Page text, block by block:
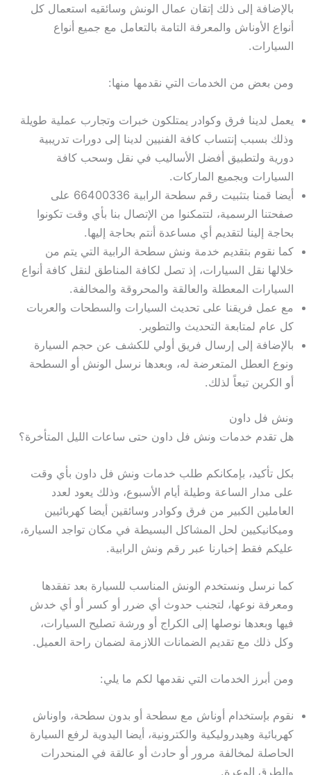
بالإضافة إلى ذلك إتقان عمال الونش وسائقيه استعمال كل
أنواع الأوناش والمعرفة التامة بالتعامل مع جميع أنواع
السيارات.
ومن بعض من الخدمات التي نقدمها منها:
يعمل لدينا فرق وكوادر يمتلكون خبرات وتجارب عملية طويلة
وذلك بسبب إنتساب كافة الفنيين لدينا إلى دورات تدريبية
دورية ولتطبيق أفضل الأساليب في نقل وسحب كافة
السيارات وبجميع الماركات.
أيضا قمنا بتثبيت رقم سطحة الرابية 66400336 على
صفحتنا الرسمية، لتتمكنوا من الإتصال بنا بأي وقت تكونوا
بحاجة إلينا لتقديم أي مساعدة أنتم بحاجة إليها.
كما نقوم بتقديم خدمة ونش سطحة الرابية التي يتم من
خلالها نقل السيارات، إذ تصل لكافة المناطق لنقل كافة أنواع
السيارات المعطلة والعالقة والمحروقة والمخالفة.
مع عمل فريقنا على تحديث السيارات والسطحات والعربات
كل عام لمتابعة التحديث والتطوير.
بالإضافة إلى إرسال فريق أولي للكشف عن حجم السيارة
ونوع العطل المتعرضة له، وبعدها نرسل الونش أو السطحة
أو الكرين تبعاً لذلك.
ونش فل داون
هل تقدم خدمات ونش فل داون حتى ساعات الليل المتأخرة؟
بكل تأكيد، بإمكانكم طلب خدمات ونش فل داون بأي وقت
على مدار الساعة وطيلة أيام الأسبوع، وذلك يعود لعدد
العاملين الكبير من فرق وكوادر وسائقين أيضا كهربائيين
وميكانيكيين لحل المشاكل البسيطة في مكان تواجد السيارة،
عليكم فقط إخبارنا عبر رقم ونش الرابية.
كما نرسل ونستخدم الونش المناسب للسيارة بعد تفقدها
ومعرفة نوعها، لتجنب حدوث أي ضرر أو كسر أو أي خدش
فيها وبعدها نوصلها إلى الكراج أو ورشة تصليح السيارات،
وكل ذلك مع تقديم الضمانات اللازمة لضمان راحة العميل.
ومن أبرز الخدمات التي نقدمها لكم ما يلي:
نقوم بإستخدام أوناش مع سطحة أو بدون سطحة، واوناش
كهربائية وهيدروليكية والكترونية، أيضا اليدوية لرفع السيارة
الحاصلة لمخالفة مرور أو حادث أو عالقة في المنحدرات
والطرق الوعرة.